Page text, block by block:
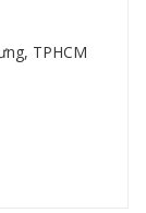
TPHCM